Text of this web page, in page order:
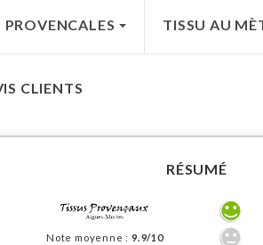
PROVENCALES TISSU AU
CLIENTS
RÉSUMÉ
Note moyenne :9.9/10